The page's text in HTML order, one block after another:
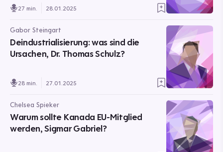
27 min. 28.01.2025
Gabor Steingart
Deindustrialisierung: was sind die
Ursachen, Dr. Thomas Schulz?
28 min. 27.01.2025
Chelsea Spieker
Warum sollte Kanada EU-Mitglied
werden, Sigmar Gabriel?